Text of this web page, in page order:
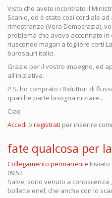
Visto che avete incontrato il
Scanio, ed è stato cosi cordiale
rimostranze (Vera Democrazia),
problema che avevo accennato
riuscendo magari a togliere certi
burosauri italici.
Grazie per il vostro impegno, ed
all'iniziativa.
P.S. ho comprato i Riduttori di
qualche parte bisogna iniziare...
Ciao
Accedi o registrati per inserire
fate qualcosa per
Collegamento permanente Inviato
09:52
Salve, sono venuto a
bollette enel, che anche con lo